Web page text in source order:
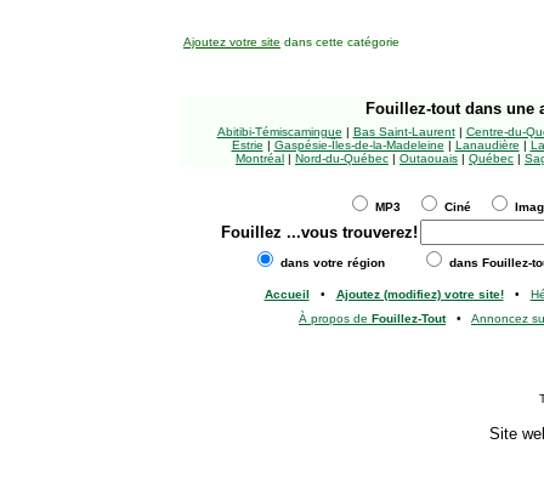
Ajoutez votre site dans cette catégorie
Fouillez-tout dans une
Abitibi-Témiscamingue | Bas Saint-Laurent| Centre-du-
Estrie | Gaspésie-Îles-de-la-Madeleine | Lanaudière |
Montréal | Nord-du-Québec | Outaouais | Québec |
MP3 Ciné
Fouillez ...vous trouverez!
dans votre région dans Fouillez-
Accueil • Ajoutez (modifiez) votre site!•
À propos de Fouillez-Tout• Annoncez
Site